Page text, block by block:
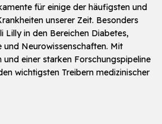
für einige der häufigsten und
unserer Zeit. Besonders
Lilly in den Bereichen Diabetes,
Neurowissenschaften. Mit
und einer starken Forschungspipeline
wichtigsten Treibern medizinischer